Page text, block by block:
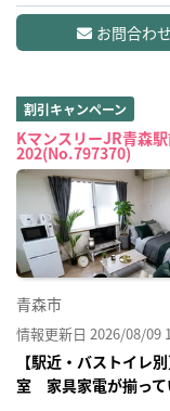
お問合わせ
割引キャンペーン
KマンスリーJR青森
202(No.797370)
青森市
情報更新日 2026/08/09
【駅近・バストイ
室 家具家電が揃って